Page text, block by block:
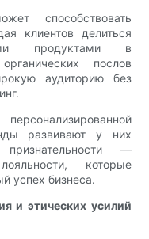
способствовать
клиентов делиться
продуктами в
послов
аудиторию без
развивают у них
—
которые
успех бизнеса.
и этических усилий